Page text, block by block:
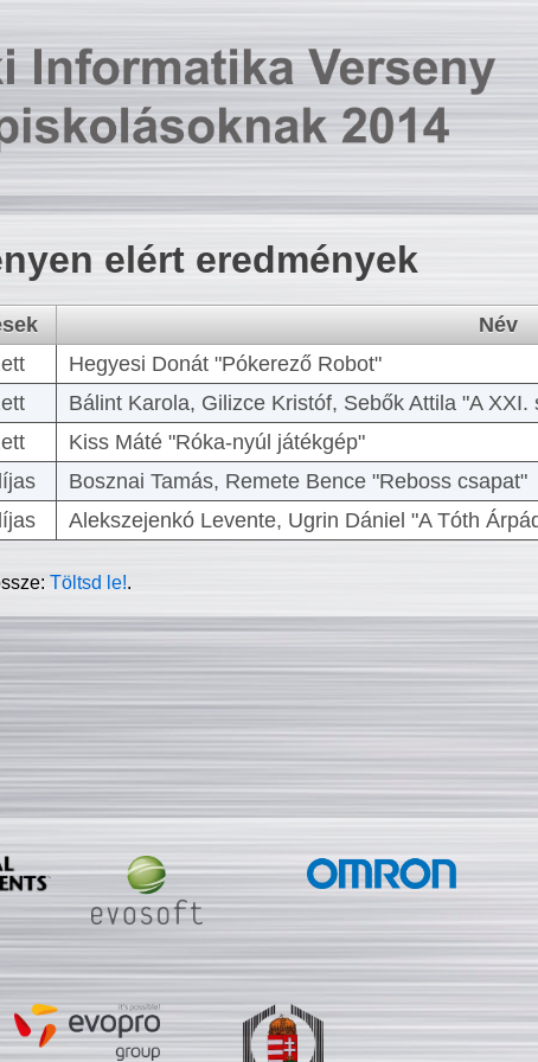
elért eredmények
Név
Hegyesi Donát "Pókerező Robot"
Bálint Karola, Gilizce Kristóf, Sebők Attila "A
Kiss Máté "Róka-nyúl játékgép"
Bosznai Tamás, Remete Bence "Reboss csapat"
Alekszejenkó Levente, Ugrin Dániel "A Tóth
Töltsd le!.